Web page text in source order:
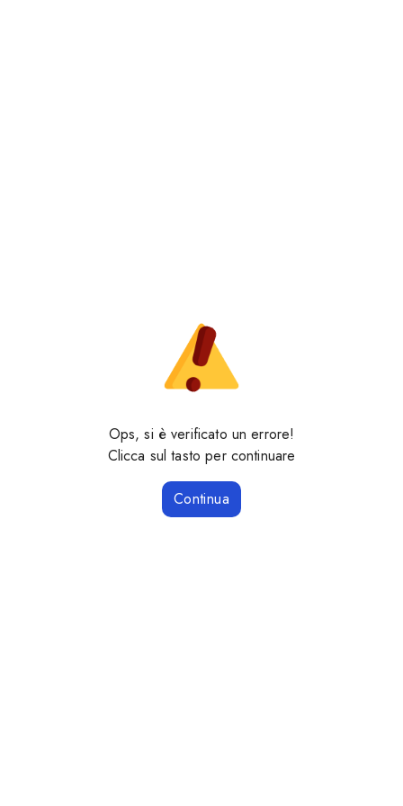
Ops, si è verificato un errore!
Clicca sul tasto per continuare
Continua